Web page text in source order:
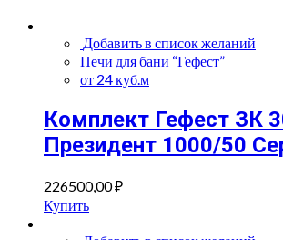
Добавить в список желаний
Печи для бани “Гефест”
от 24 куб.м
Комплект Гефест ЗК
Президент 1000/50
226500,00₽
Купить